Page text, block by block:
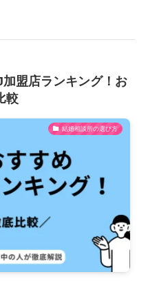
加盟店ランキング！お
較
結婚相談所の選び方